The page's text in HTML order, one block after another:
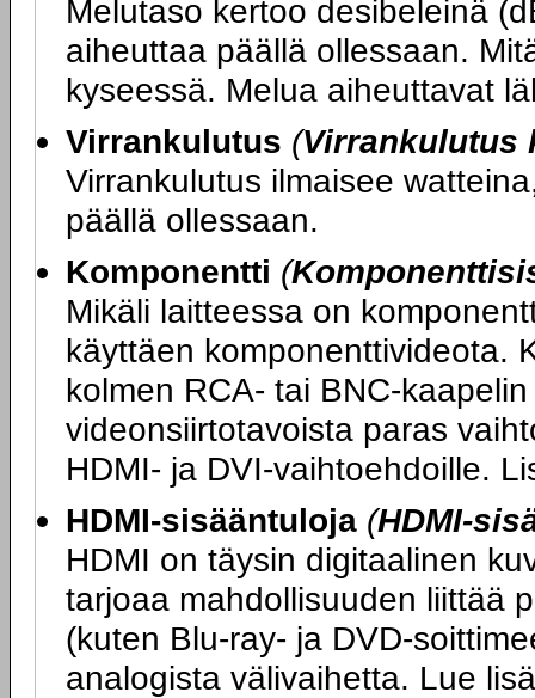
Melutaso kertoo desibeleinä
aiheuttaa päällä ollessaan.
kyseessä. Melua aiheuttavat
Virrankulutus (Virrankulutus
Virrankulutus ilmaisee
päällä ollessaan.
Komponentti (
Mikäli laitteessa on
käyttäen komponenttivideota.
kolmen RCA- tai BNC-
videonsiirtotavoista paras
HDMI- ja DVI-vaihtoehdoille.
HDMI-sisääntuloja (HDMI-
HDMI on täysin digitaalinen
tarjoaa mahdollisuuden liittää
(kuten Blu-ray- ja DVD-
analogista välivaihetta. Lue